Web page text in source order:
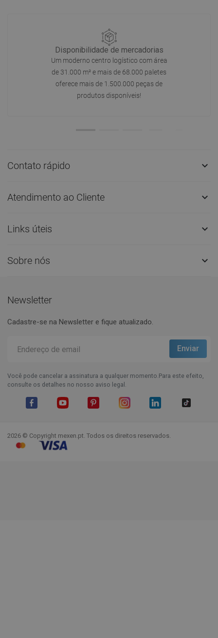
Disponibilidade de mercadorias
Um moderno centro logístico com área
de 31.000 m² e mais de 68.000 paletes
oferece mais de 1.500.000 peças de
produtos disponíveis!
Contato rápido 
Atendimento ao Cliente 
Links úteis 
Sobre nós 
Newsletter
Cadastre-se na Newsletter e fique atualizado.
Você pode cancelar a assinatura a qualquer momento.Para este efeito,
consulte os detalhes no nosso aviso legal.
2026 © Copyright mexen.pt. Todos os direitos reservados.